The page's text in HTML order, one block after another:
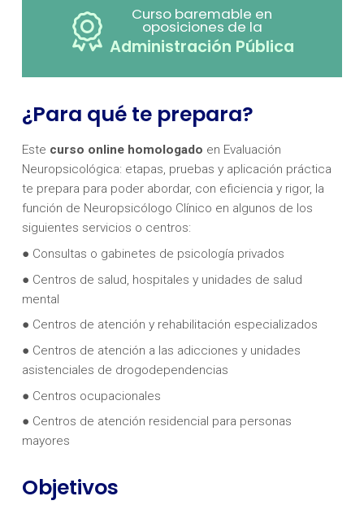
Curso baremable en
oposiciones de la
Administración Pública
¿Para qué te prepara?
Este curso online homologado en Evaluación
Neuropsicológica: etapas, pruebas y aplicación práctica
te prepara para poder abordar, con eficiencia y rigor, la
función de Neuropsicólogo Clínico en algunos de los
siguientes servicios o centros:
● Consultas o gabinetes de psicología privados
● Centros de salud, hospitales y unidades de salud
mental
● Centros de atención y rehabilitación especializados
● Centros de atención a las adicciones y unidades
asistenciales de drogodependencias
● Centros ocupacionales
● Centros de atención residencial para personas
mayores
Objetivos